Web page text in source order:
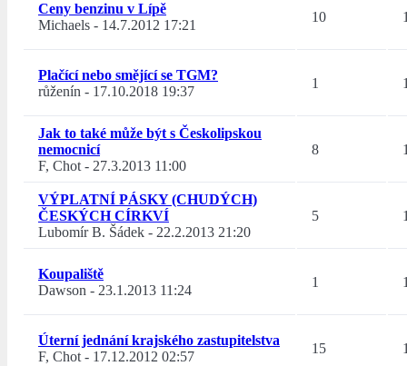
Ceny benzinu v Lípě
Michaels - 14.7.2012 17:21
10
Plačící nebo smějící se TGM?
růženín - 17.10.2018 19:37
1
Jak to také může být s Českolipskou
nemocnicí
F, Chot- 27.3.2013 11:00
8
VÝPLATNÍ PÁSKY (CHUDÝCH)
ČESKÝCH CÍRKVÍ
Lubomír B. Šádek - 22.2.2013 21:20
5
Koupaliště
Dawson - 23.1.2013 11:24
1
Úterní jednání krajského zastupitelstva
F, Chot- 17.12.2012 02:57
15